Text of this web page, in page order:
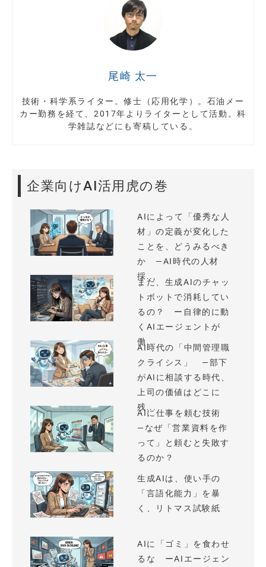
尾崎 太一
技術・科学系ライター。修士（応用化学）。石油メー
カー勤務を経て、2017年よりライターとして活動。科
学雑誌などにも寄稿している。
企業向けAI活用虎の巻
AIによって「優秀な人
材」の定義が変化した
ことを、どうみるべき
か —AI時代の人材
採...
まだ、生成AIのチャッ
トボットで消耗してい
るの？ ー自律的に動
くAIエージェントが
働...
AI時代の「中間管理職
クライシス」 —部下
がAIに相談する時代、
上司の価値はどこに
残...
AIに仕事を頼む技術
—なぜ「営業資料を作
って」と頼むと失敗す
るのか？
生成AIは、使い手の
「言語化能力」を暴
く、リトマス試験紙
AIに「ゴミ」を食わせ
るな ーAIエージェン